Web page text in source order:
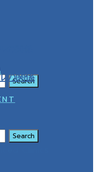
の関係
Clinics